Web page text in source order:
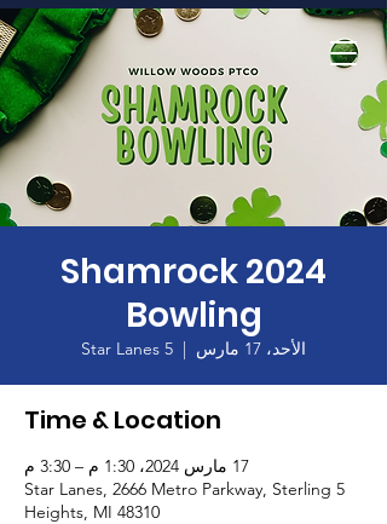
الصفحة الرئيسية
2024 Shamrock
Bowling
الأحد، 17 مارس
  |
5 Star Lanes
Time & Location
17 مارس 2024، 1:30 م – 3:30 م
5 Star Lanes, 2666 Metro Parkway, Sterling
Heights, MI 48310